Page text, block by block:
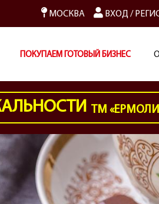
МОСКВА ВХОД/
ПОКУПАЕМ ГОТОВЫЙ БИЗНЕС
ТМ